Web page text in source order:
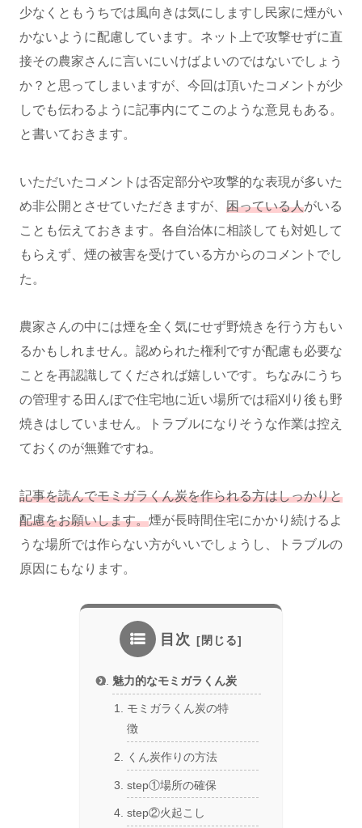
少なくともうちでは風向きは気にしますし民家に煙がい
かないように配慮しています。ネット上で攻撃せずに直
接その農家さんに言いにいけばよいのではないでしょう
か？と思ってしまいますが、今回は頂いたコメントが少
しでも伝わるように記事内にてこのような意見もある。
と書いておきます。
いただいたコメントは否定部分や攻撃的な表現が多いた
め非公開とさせていただきますが、 困っている人がいる
ことも伝えておきます。各自治体に相談しても対処して
もらえず、煙の被害を受けている方からのコメントでし
た。
農家さんの中には煙を全く気にせず野焼きを行う方もい
るかもしれません。認められた権利ですが配慮も必要な
ことを再認識してくだされば嬉しいです。ちなみにうち
の管理する田んぼで住宅地に近い場所では稲刈り後も野
焼きはしていません。トラブルになりそうな作業は控え
ておくのが無難ですね。
記事を読んでモミガラくん炭を作られる方はしっかりと
配慮をお願いします。煙が長時間住宅にかかり続けるよ
うな場所では作らない方がいいでしょうし、トラブルの
原因にもなります。
目次
魅力的なモミガラくん炭
モミガラくん炭の特
徴
くん炭作りの方法
step①場所の確保
step②火起こし